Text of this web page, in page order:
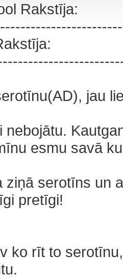
Rakstīja:
jau
nebojātu.
esmu savā
ziņā serotīns un
pretīgi!
ko rīt to